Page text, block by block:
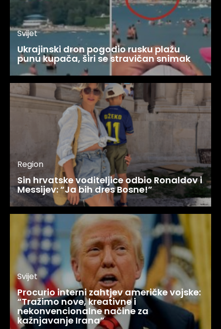
Svijet
Ukrajinski dron pogodio rusku plažu
punu kupača, širi se stravičan snimak
Region
Sin hrvatske voditeljice odbio Ronaldov i
Messijev: “Ja bih dres Bosne!”
Svijet
Procurio interni zahtjev američke vojske:
“Tražimo nove, kreativne i
nekonvencionalne načine za
kažnjavanje Irana”